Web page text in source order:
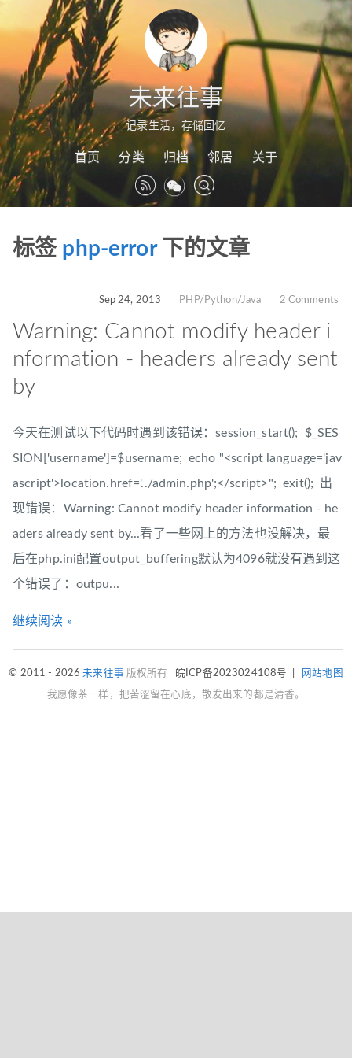
未来往事
记录生活，存储回忆
首页 分类 归档 邻居 关于
标签 php-error下的文章
Sep 24, 2013 PHP/Python/Java 2 Comments
Warning: Cannot modify header i
nformation - headers already sent
by
今天在测试以下代码时遇到该错误：session_start(); $_SES
SION['username']=$username; echo "<script language='jav
ascript'>location.href='../admin.php';</script>"; exit(); 出
现错误：Warning: Cannot modify header information - he
aders already sent by...看了一些网上的方法也没解决，最
后在php.ini配置output_buffering默认为4096就没有遇到这
个错误了：outpu...
继续阅读 »
© 2011 - 2026未来往事 版权所有 皖ICP备2023024108号 网站地图
我愿像茶一样，把苦涩留在心底，散发出来的都是清香。